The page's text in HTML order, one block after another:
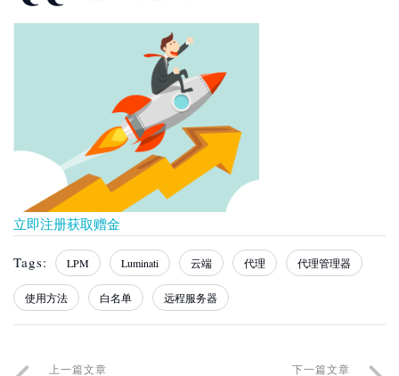
立即注册获取赠金
Tags: LPM Luminati 云端 代理 代理管理器
使用方法 白名单 远程服务器
上一篇文章 下一篇文章